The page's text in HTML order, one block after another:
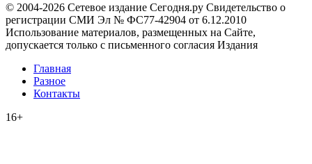
© 2004-2026 Сетевое издание Сегодня.ру Свидетельство о
регистрации СМИ Эл № ФС77-42904 от 6.12.2010
Использование материалов, размещенных на Сайте,
допускается только с письменного согласия Издания
Главная
Разное
Контакты
16+